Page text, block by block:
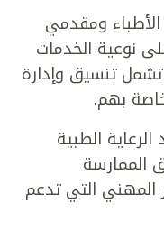
ومقدمي
نوعية الخدمات
تنسيق وإدارة
بهم.
الطبية
الممارسة
المهني التي تدعم